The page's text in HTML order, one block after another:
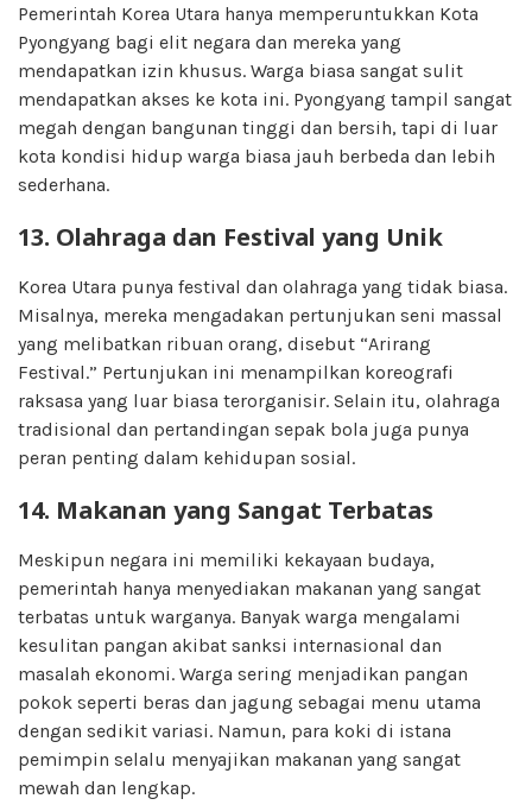
Pemerintah Korea Utara hanya memperuntukkan Kota
Pyongyang bagi elit negara dan mereka yang
mendapatkan izin khusus. Warga biasa sangat sulit
mendapatkan akses ke kota ini. Pyongyang tampil sangat
megah dengan bangunan tinggi dan bersih, tapi di luar
kota kondisi hidup warga biasa jauh berbeda dan lebih
sederhana.
13. Olahraga dan Festival yang Unik
Korea Utara punya festival dan olahraga yang tidak biasa.
Misalnya, mereka mengadakan pertunjukan seni massal
yang melibatkan ribuan orang, disebut “Arirang
Festival.” Pertunjukan ini menampilkan koreografi
raksasa yang luar biasa terorganisir. Selain itu, olahraga
tradisional dan pertandingan sepak bola juga punya
peran penting dalam kehidupan sosial.
14. Makanan yang Sangat Terbatas
Meskipun negara ini memiliki kekayaan budaya,
pemerintah hanya menyediakan makanan yang sangat
terbatas untuk warganya. Banyak warga mengalami
kesulitan pangan akibat sanksi internasional dan
masalah ekonomi. Warga sering menjadikan pangan
pokok seperti beras dan jagung sebagai menu utama
dengan sedikit variasi. Namun, para koki di istana
pemimpin selalu menyajikan makanan yang sangat
mewah dan lengkap.